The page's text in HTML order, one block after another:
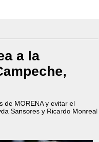
a la
de MORENA y evitar el
Sansores y Ricardo Monreal